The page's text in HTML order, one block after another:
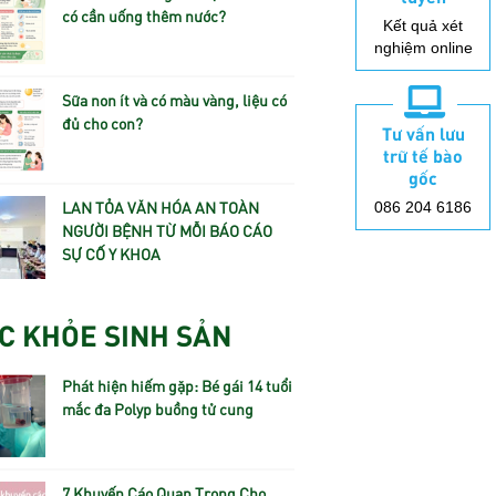
có cần uống thêm nước?
Sữa non ít và có màu vàng, liệu có
đủ cho con?
LAN TỎA VĂN HÓA AN TOÀN
NGƯỜI BỆNH TỪ MỖI BÁO CÁO
SỰ CỐ Y KHOA
KHỎE SINH SẢN
Phát hiện hiếm gặp: Bé gái 14 tuổi
mắc đa Polyp buồng tử cung
Kết quả xét
nghiệm online
Tư vấn lưu
trữ tế bào
gốc
086 204 6186